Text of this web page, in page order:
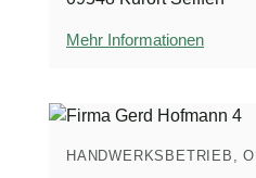
Mehr Informationen
HANDWERKSBETRIEB,